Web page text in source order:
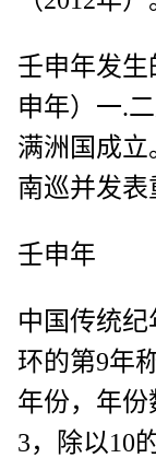
壬申年发生
申年）一.
满洲国成立
南巡并发表
壬申年
中国传统
环的第9年
年份，年份
3，除以10